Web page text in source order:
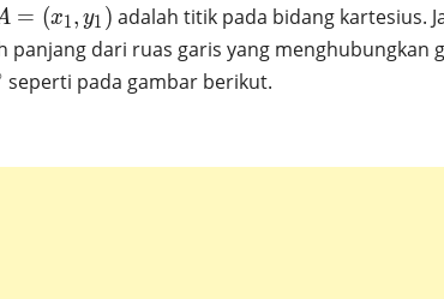
= (x1, y1 ) adalah titik pada bidang kartesius.
panjang dari ruas garis yang menghubungkan
seperti pada gambar berikut.